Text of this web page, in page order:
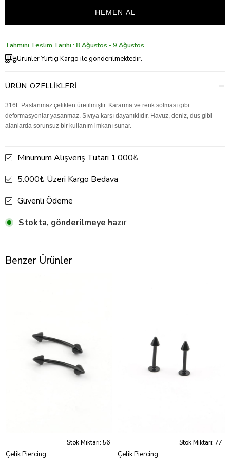
Tahmini Teslim Tarihi : 8 Ağustos - 9 Ağustos
Ürünler Yurtiçi Kargo ile gönderilmektedir.
ÜRÜN ÖZELLIKLERI
316L Paslanmaz çelikten üretilmiştir. Kararma ve renk solması gibi
deformasyonlar yaşanmaz. Sıvıya karşı dayanıklıdır. Havuz, deniz, duş gibi
alanlarda sorunsuz bir kullanım imkanı sunar.
Minumum Alışveriş Tutarı 1.000₺
5.000₺ Üzeri Kargo Bedava
Güvenli Ödeme
Stokta, gönderilmeye hazır
Benzer Ürünler
Stok Miktarı: 56
Çelik Piercing
Stok Miktarı: 77
Çelik Piercing